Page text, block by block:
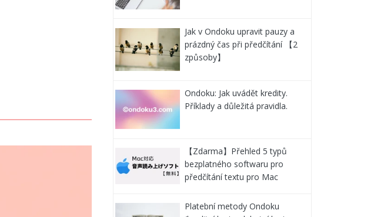
Jak v Ondoku upravit pauzy a
prázdný čas při předčítání 【2
způsoby】
Ondoku: Jak uvádět kredity.
Příklady a důležitá pravidla.
【Zdarma】Přehled 5 typů
bezplatného softwaru pro
předčítání textu pro Mac
Platební metody Ondoku